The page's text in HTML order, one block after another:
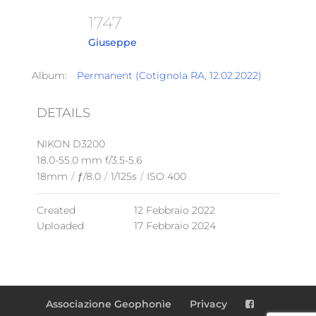
1747
Giuseppe
Album: Permanent (Cotignola RA, 12.02.2022)
DETAILS
NIKON D3200
18.0-55.0 mm f/3.5-5.6
18mm / ƒ/8.0 / 1/125s / ISO 400
Created
12 Febbraio 2022
Uploaded
17 Febbraio 2024
Associazione Geophonìe Privacy